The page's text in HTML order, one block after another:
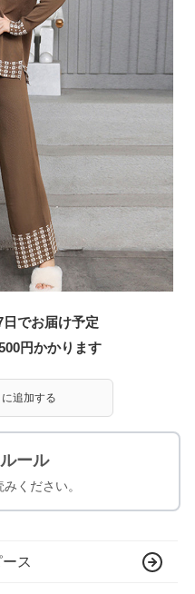
でお届け予定
円かかります
追加する
ール
ください。
ス